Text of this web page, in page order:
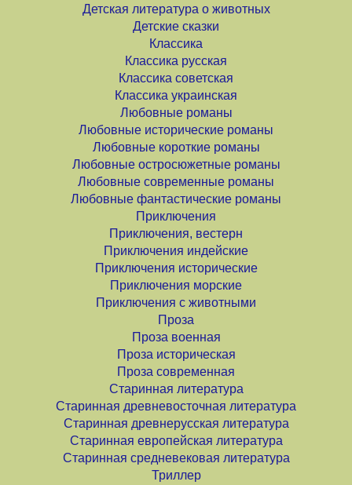
Детская литература о животных
Детские сказки
Классика
Классика русская
Классика советская
Классика украинская
Любовные романы
Любовные исторические романы
Любовные короткие романы
Любовные остросюжетные романы
Любовные современные романы
Любовные фантастические романы
Приключения
Приключения, вестерн
Приключения индейские
Приключения исторические
Приключения морские
Приключения с животными
Проза
Проза военная
Проза историческая
Проза современная
Старинная литература
Старинная древневосточная литература
Старинная древнерусская литература
Старинная европейская литература
Старинная средневековая литература
Триллер